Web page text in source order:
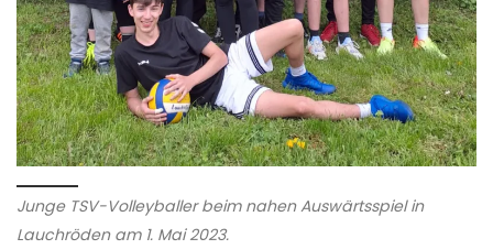
Junge TSV-Volleyballer beim nahen Auswärtsspiel in
Lauchröden am 1. Mai 2023.